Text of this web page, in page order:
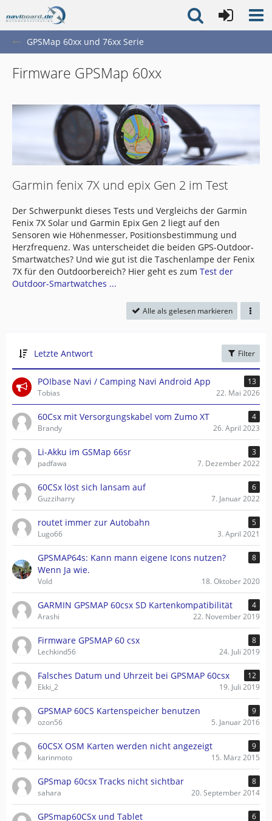
GPSMap 60xx und 76xx Serie
Firmware GPSMap 60xx
Garmin fenix 7X und epix Gen 2 im Test
Der Schwerpunkt dieses Tests und Vergleichs der Garmin
Fenix 7X Solar und Garmin Epix Gen 2 liegt auf den
Sensoren wie Höhenmesser, Positionsbestimmung und
Herzfrequenz. Was unterscheidet die beiden GPS-Outdoor-
Smartwatches? Und wie gut ist die Taschenlampe der Fenix
7X für den Outdoorbereich? Hier geht es zum Test der
Outdoor-Smartwatches ...
Alle als gelesen markieren
Letzte Antwort Filter
POIbase Navi / Camping Navi Android App
13
Tobias
22. Mai 2026
60Csx mit Versorgungskabel vom Zumo XT
4
Brandy
26. April 2023
Li-Akku im GSMap 66sr
3
padfawa
7. Dezember 2022
60CSx löst sich lansam auf
6
Guzziharry
7. Januar 2022
routet immer zur Autobahn
5
Lugo66
3. April 2021
GPSMAP64s: Kann mann eigene Icons nutzen?
Wenn Ja wie.
8
Vold 18. Oktober 2020
GARMIN GPSMAP 60csx SD Kartenkompatibilität
4
Arashi
22. November 2019
Firmware GPSMAP 60 csx
8
Lechkind56
24. Juli 2019
Falsches Datum und Uhrzeit bei GPSMAP 60csx
12
Ekki_2
19. Juli 2019
GPSMAP 60CS Kartenspeicher benutzen
9
ozon56
5. Januar 2016
60CSX OSM Karten werden nicht angezeigt
9
karinmoto
15. März 2015
GPSmap 60csx Tracks nicht sichtbar
8
sahara
20. September 2014
GPSmap60CSx und Tablet
6